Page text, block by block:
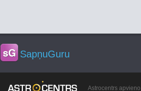
SapņuGuru
Astrocentrs